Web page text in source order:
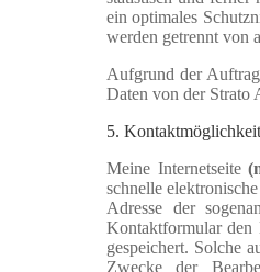
ein optimales
werden getrennt von
Aufgrund der
Daten von der Strato
5.
Meine Internetseite
schnelle
Adresse der
Kontaktformular den
gespeichert. Solche
Zwecke der